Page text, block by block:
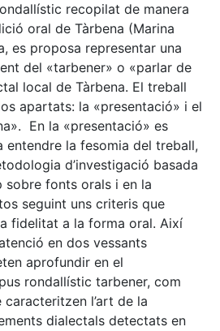
recopilat de manera
oral de Tàrbena (Marina
es proposa representar una
del «tarbener» o «parlar de
local de Tàrbena. El treball
apartats: la «presentació» i el
En la «presentació» es
entendre la fesomia del treball,
d’investigació basada
sobre fonts orals i en la
seguint uns criteris que
fidelitat a la forma oral. Així
en dos vessants
aprofundir en el
rondallístic tarbener, com
l’art de la
dialectals detectats en